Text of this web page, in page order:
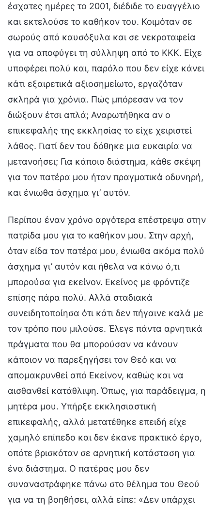
έσχατες ημέρες το 2001, διέδιδε το ευαγγέλιο
και εκτελούσε το καθήκον του. Κοιμόταν σε
σωρούς από καυσόξυλα και σε νεκροταφεία
για να αποφύγει τη σύλληψη από το ΚΚΚ. Είχε
υποφέρει πολύ και, παρόλο που δεν είχε κάνει
κάτι εξαιρετικά αξιοσημείωτο, εργαζόταν
σκληρά για χρόνια. Πώς μπόρεσαν να τον
διώξουν έτσι απλά; Αναρωτήθηκα αν ο
επικεφαλής της εκκλησίας το είχε χειριστεί
λάθος. Γιατί δεν του δόθηκε μια ευκαιρία να
μετανοήσει; Για κάποιο διάστημα, κάθε σκέψη
για τον πατέρα μου ήταν πραγματικά οδυνηρή,
και ένιωθα άσχημα γι’ αυτόν.
Περίπου έναν χρόνο αργότερα επέστρεψα στην
πατρίδα μου για το καθήκον μου. Στην αρχή,
όταν είδα τον πατέρα μου, ένιωθα ακόμα πολύ
άσχημα γι’ αυτόν και ήθελα να κάνω ό,τι
μπορούσα για εκείνον. Εκείνος με φρόντιζε
επίσης πάρα πολύ. Αλλά σταδιακά
συνειδητοποίησα ότι κάτι δεν πήγαινε καλά με
τον τρόπο που μιλούσε. Έλεγε πάντα αρνητικά
πράγματα που θα μπορούσαν να κάνουν
κάποιον να παρεξηγήσει τον Θεό και να
απομακρυνθεί από Εκείνον, καθώς και να
αισθανθεί κατάθλιψη. Όπως, για παράδειγμα, η
μητέρα μου. Υπήρξε εκκλησιαστική
επικεφαλής, αλλά μετατέθηκε επειδή είχε
χαμηλό επίπεδο και δεν έκανε πρακτικό έργο,
οπότε βρισκόταν σε αρνητική κατάσταση για
ένα διάστημα. Ο πατέρας μου δεν
συναναστράφηκε πάνω στο θέλημα του Θεού
για να τη βοηθήσει, αλλά είπε: «Δεν υπάρχει